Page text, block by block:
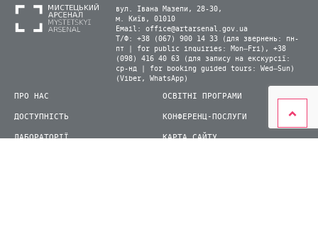
вул. Івана Мазепи, 28-30,
м. Київ, 01010
Email: office@artarsenal.gov.ua
Т/Ф: +38 (067) 900 14 33 (для звернень: пн-
пт | for public inquiries: Mon–Fri), +38
(098) 416 40 63 (для запису на екскурсії:
ср-нд | for booking guided tours: Wed–Sun)
(Viber, WhatsApp)
ПРО НАС
ДОСТУПНІСТЬ
ЛАБОРАТОРІЇ
ОСВІТНІ ПРОГРАМИ
КОНФЕРЕНЦ-ПОСЛУГИ
КАРТА САЙТУ